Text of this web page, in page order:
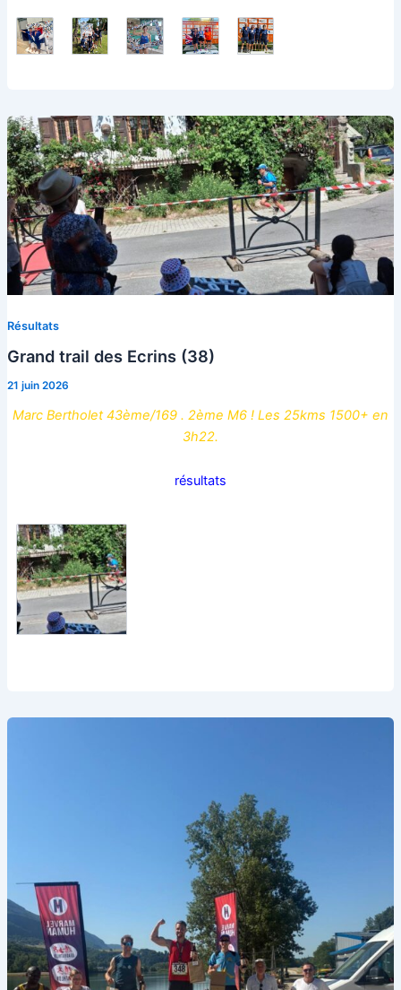
Résultats
Grand trail des Ecrins (38)
21 juin 2026
Marc Bertholet 43ème/169 . 2ème M6 ! Les 25kms 1500+ en
3h22.
résultats